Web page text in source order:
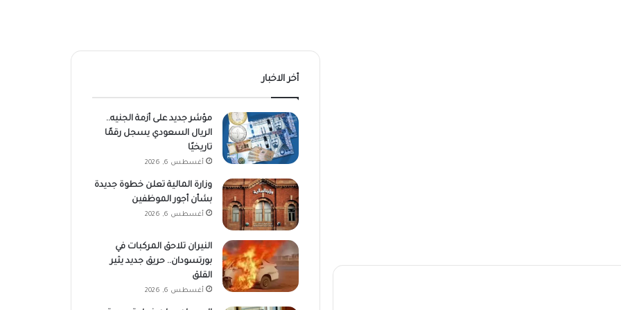
أخر الاخبار
مؤشر جديد على أزمة الجنيه..
الريال السعودي يسجل رقمًا
تاريخيًا
أغسطس 6, 2026
وزارة المالية تعلن خطوة جديدة
بشأن أجور الموظفين
أغسطس 6, 2026
النيران تلاحق المركبات في
بورتسودان.. حريق جديد يثير
القلق
أغسطس 6, 2026